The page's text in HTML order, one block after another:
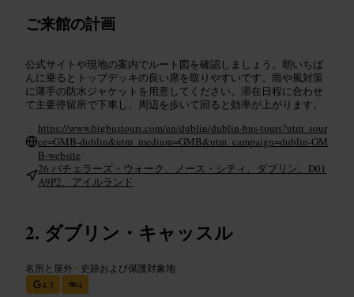
ご来館の計画
公式サイトや現地の案内でルート図を確認しましょう。朝いちば
んに乗るとトップデッキの良い席を取りやすいです。雨や風対策
に薄手の防水ジャケットを用意してください。滞在日程に合わせ
て主要停留所で下車し、周辺を歩いて回ると効率が上がります。
https://www.bigbustours.com/en/dublin/dublin-bus-tours?utm_sour
ce=GMB-dublin&utm_medium=GMB&utm_campaign=dublin-GM
B-website
26 バチェラーズ・ウォーク、ノース・シティ、ダブリン、D01
A9P2、アイルランド
ダブリン・キャッスル
名所と屋外 • 史跡および保護対象地
4.3
4